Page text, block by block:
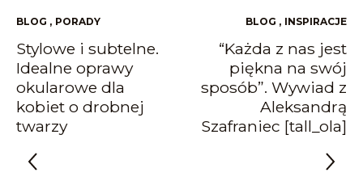
BLOG , PORADY
Stylowe i subtelne.
Idealne oprawy
okularowe dla
kobiet o drobnej
twarzy
BLOG , INSPIRACJE
“Każda z nas jest
piękna na swój
sposób”. Wywiad z
Aleksandrą
Szafraniec [tall_ola]